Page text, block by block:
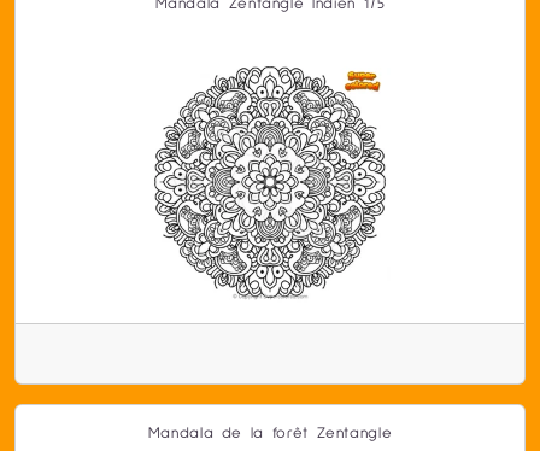
Mandala Zentangle Indien 175
Mandala de la forêt Zentangle